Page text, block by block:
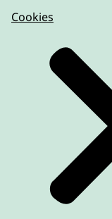
Cookies